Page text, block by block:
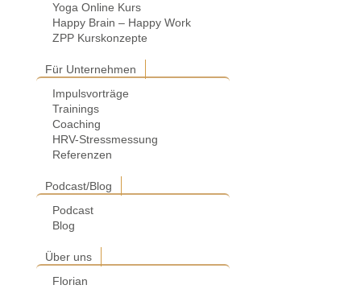
Yoga Online Kurs
Happy Brain – Happy Work
ZPP Kurskonzepte
Für Unternehmen
Impulsvorträge
Trainings
Coaching
HRV-Stressmessung
Referenzen
Podcast/Blog
Podcast
Blog
Über uns
Florian